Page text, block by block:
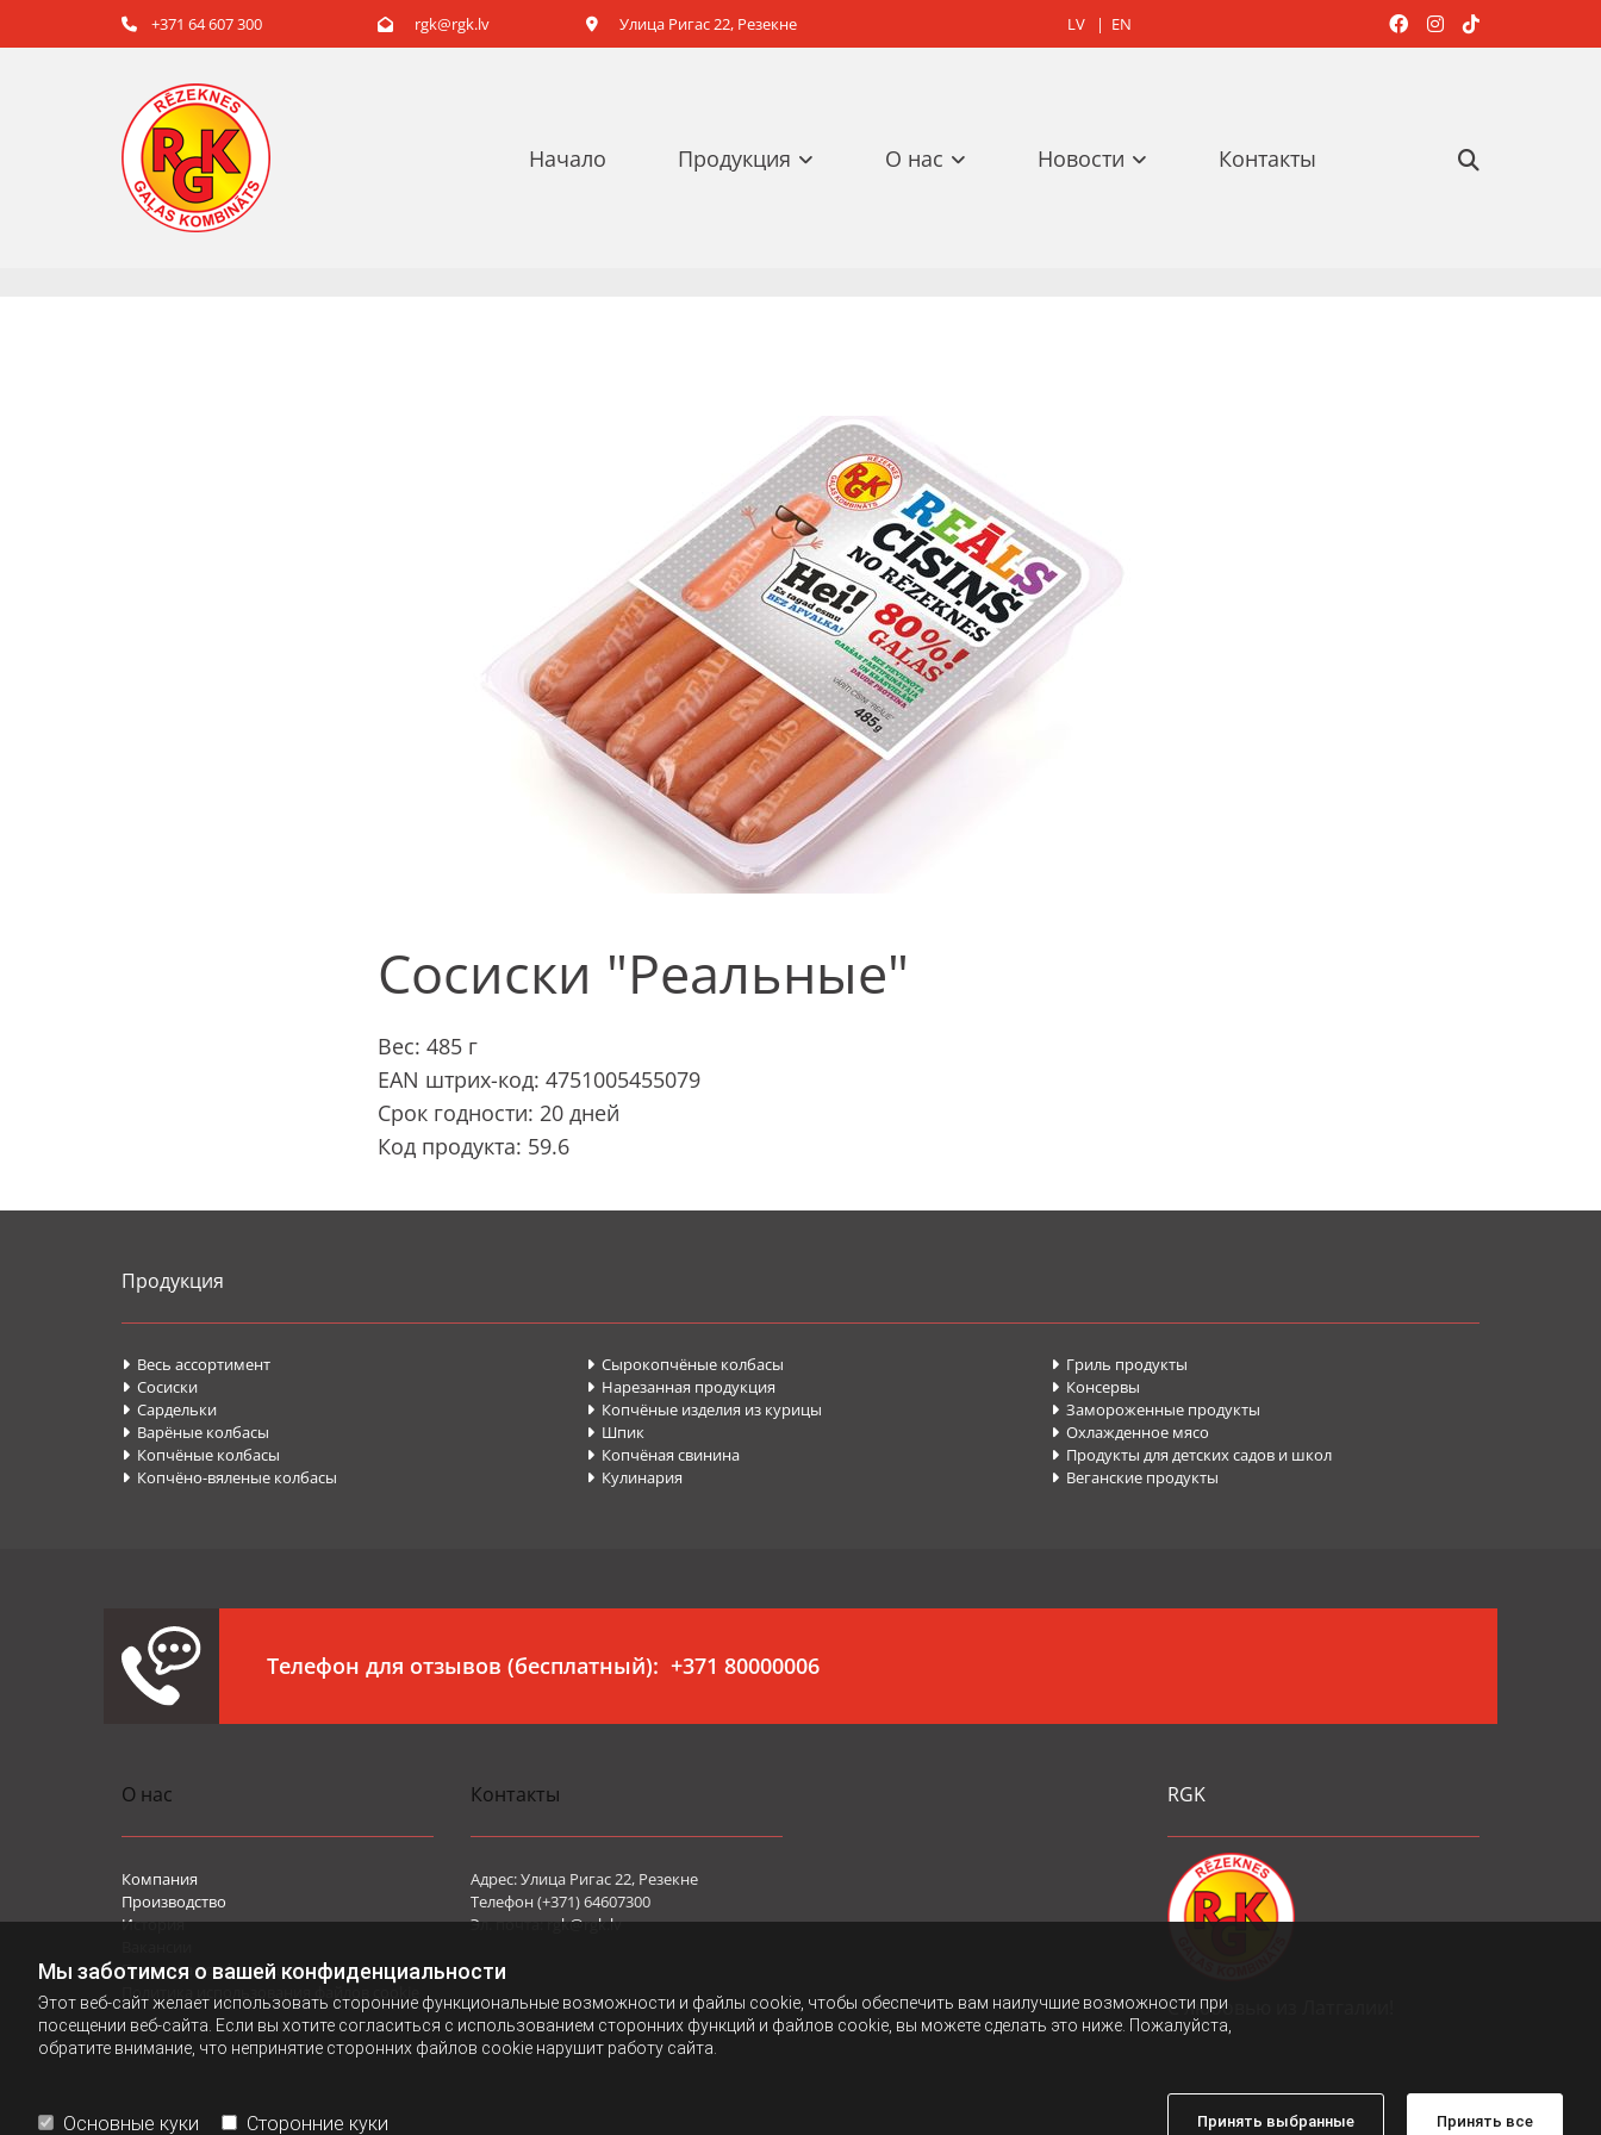
Мы заботимся о вашей конфиденциальности
Этот веб-сайт желает использовать сторонние функциональные возможности и файлы cookie, чтобы обеспечить вам наилучшие возможности при
посещении веб-сайта. Если вы хотите согласиться с использованием сторонних функций и файлов cookie, вы можете сделать это ниже. Пожалуйста,
обратите внимание, что непринятие сторонних файлов cookie нарушит работу сайта.
Основные куки Сторонние куки Принять выбранные Принять все
 +371 64 607 300  rgk@rgk.lv  Улица Ригас 22, Резекне LV | EN   
Начало Продукция О нас Новости Контакты
Сосиски "Реальные"
Вес: 485 г
EAN штрих-код: 4751005455079
Срок годности: 20 дней
Код продукта: 59.6
Продукция
 Весь ассортимент
 Сосиски
 Cардельки
 Варёные колбасы
 Копчёные колбасы
 Копчёно-вяленые колбасы
Сырокопчёные колбасы
Нарезанная продукция
Копчёные изделия из курицы
Шпик
Копчёная свинина
Кулинария
Гриль продукты
Консервы
Замороженные продукты
Охлажденное мясо
Продукты для детских садов и школ
Веганские продукты
Телефон для отзывов (бесплатный):+371 80000006
О нас
Компания
Производство
История
Политика конфиденциальности
Политика использования файлов cookie
Контакты
Адрес: Улица Ригас 22, Резекне
Телефон (+371) 64607300
Эл. почта:rgk@rgk.lv
RGK
С любовью из Латгалии!